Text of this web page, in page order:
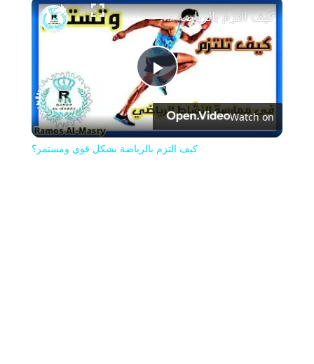
Play
Video
كيف التزم بالرياضة بشكل قوي ومستمر؟
Watch on
كيف التزم بالرياضة بشكل قوي ومستمر؟